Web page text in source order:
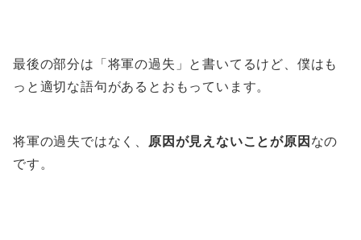
最後の部分は「将軍の過失」と書いてるけど、僕はも
っと適切な語句があるとおもっています。
将軍の過失ではなく、 原因が見えないことが原因 なの
です。